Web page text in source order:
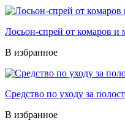
Лосьон-спрей от комаров
В избранное
Средство по уходу за
В избранное